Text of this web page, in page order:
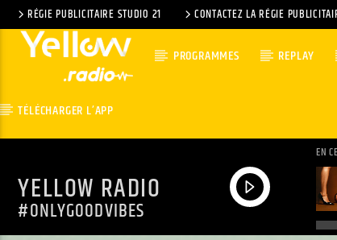
RÉGIE PUBLICITAIRE STUDIO 21 CONTACTEZ LA RÉGIE
PROGRAMMES REPLAY
TÉLÉCHARGER L’APP
YELLOW RADIO
#ONLYGOODVIBES
EN